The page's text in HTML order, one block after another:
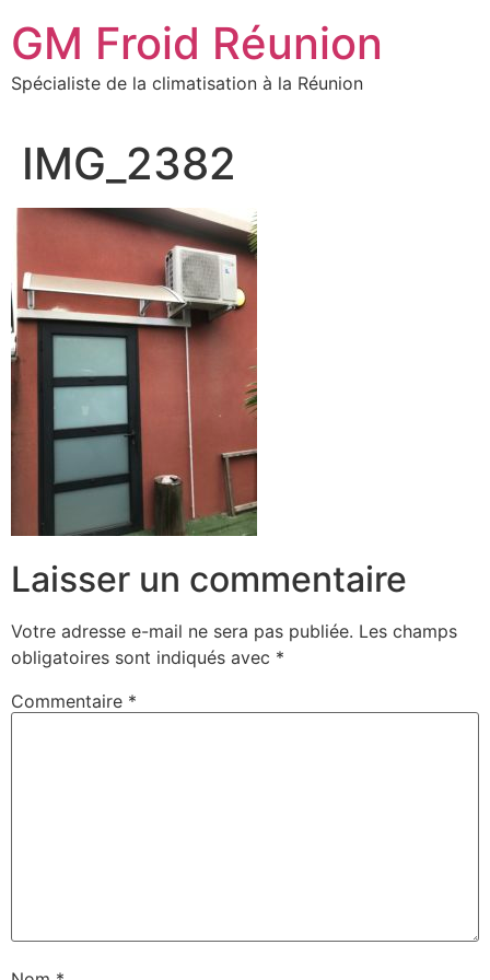
au
contenu
GM Froid Réunion
Spécialiste de la climatisation à la Réunion
IMG_2382
Laisser un commentaire
Votre adresse e-mail ne sera pas publiée. Les champs
obligatoires sont indiqués avec *
Commentaire *